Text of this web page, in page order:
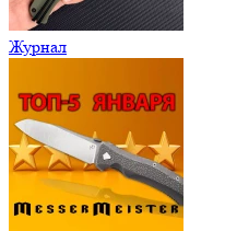
Журнал